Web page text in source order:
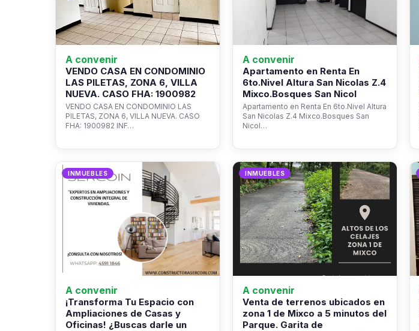
A convenir
VENDO CASA EN CONDOMINIO
LAS PILETAS, ZONA 6, VILLA
NUEVA. CASO FHA: 1900982
VENDO CASA EN CONDOMINIO LAS
PILETAS, ZONA 6, VILLA NUEVA. CASO
FHA: 1900982 INF…
A convenir
Apartamento en Renta En
6to.Nivel Altura San Nicolas Z.4
Mixco.Bosques San Nicol
Apartamento en Renta En 6to.Nivel Altura
San Nicolas Z.4 Mixco.Bosques San
Nicol…
INMUEBLES
A convenir
¡Transforma Tu Espacio con
Ampliaciones de Casas y
Oficinas! ¿Buscas darle un
INMUEBLES
A convenir
Venta de terrenos ubicados en
zona 1 de Mixco a 5 minutos del
Parque. Garita de